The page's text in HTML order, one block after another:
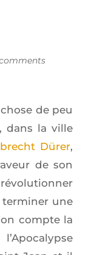
de peu
dans la ville
Dürer,
de son
une
compte la